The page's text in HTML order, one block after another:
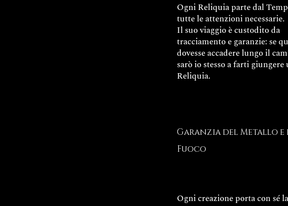
Ogni Reliquia parte dal
tutte le attenzioni necessarie.
Il suo viaggio è custodito da
tracciamento e garanzie: se
dovesse accadere lungo il
sarò io stesso a farti giungere
Reliquia.
Garanzia del Metallo e
Fuoco
Ogni creazione porta con sé